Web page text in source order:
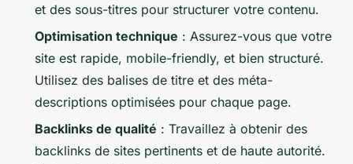
et des sous-titres pour structurer votre contenu.
Optimisation technique : Assurez-vous que votre
site est rapide, mobile-friendly, et bien structuré.
Utilisez des balises de titre et des méta-
descriptions optimisées pour chaque page.
Backlinks de qualité : Travaillez à obtenir des
backlinks de sites pertinents et de haute autorité.